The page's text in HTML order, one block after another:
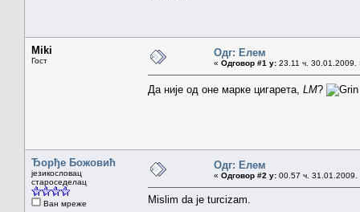
Miki
Гост
Одг: Елем
« Одговор #1 у: 23.11 ч. 30.01.2009.
Да није од оне марке цигарета, LM?
Ђорђе Божовић
језикословац
староседелац
Ван мреже
Одг: Елем
« Одговор #2 у: 00.57 ч. 31.01.2009.
Mislim da je turcizam.